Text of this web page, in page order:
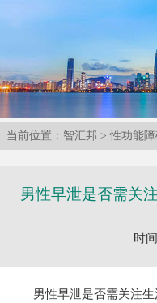
当前位置： 智汇邦 >性功能
男性早泄是否需关
时
男性早泄是否需关注